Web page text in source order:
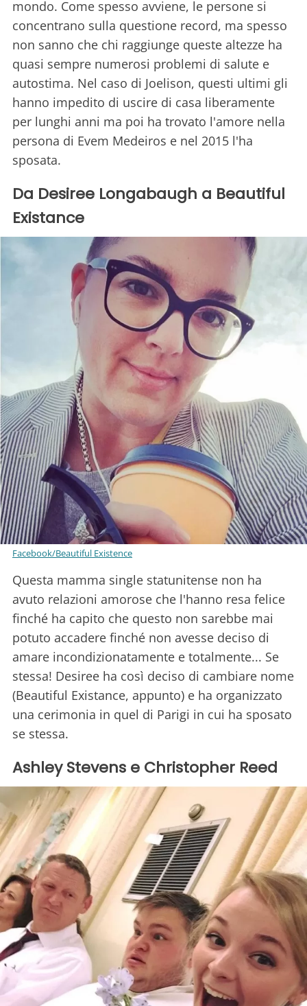
mondo. Come spesso avviene, le persone si
concentrano sulla questione record, ma spesso
non sanno che chi raggiunge queste altezze ha
quasi sempre numerosi problemi di salute e
autostima. Nel caso di Joelison, questi ultimi gli
hanno impedito di uscire di casa liberamente
per lunghi anni ma poi ha trovato l'amore nella
persona di Evem Medeiros e nel 2015 l'ha
sposata.
Da Desiree Longabaugh a Beautiful
Existance
Facebook/Beautiful Existence
Questa mamma single statunitense non ha
avuto relazioni amorose che l'hanno resa felice
finché ha capito che questo non sarebbe mai
potuto accadere finché non avesse deciso di
amare incondizionatamente e totalmente... Se
stessa! Desiree ha così deciso di cambiare nome
(Beautiful Existance, appunto) e ha organizzato
una cerimonia in quel di Parigi in cui ha sposato
se stessa.
Ashley Stevens e Christopher Reed